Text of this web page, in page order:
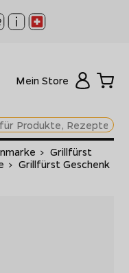
Mein Store
> Grillfürst
> Grillfürst Geschenk